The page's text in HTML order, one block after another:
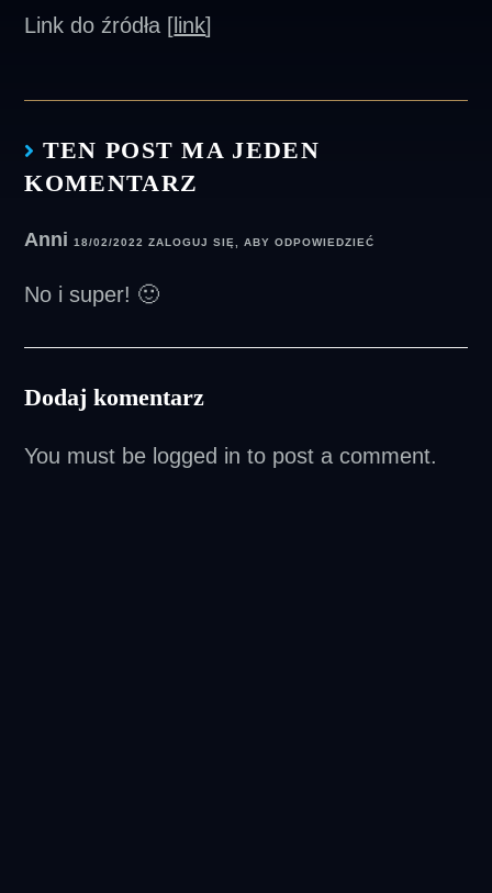
Link do źródła [ link]
TEN POST MA JEDEN
KOMENTARZ
Anni 18/02/2022 ZALOGUJ SIĘ, ABY ODPOWIEDZIEĆ
No i super! 🙂
Dodaj komentarz
You must be logged in to post a comment.